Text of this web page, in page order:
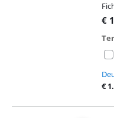
s'ouvre dans un nouvel
€
€